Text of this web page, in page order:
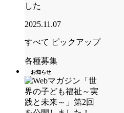
した
2025.11.07
すべて ピックアップ
各種募集
お知らせ